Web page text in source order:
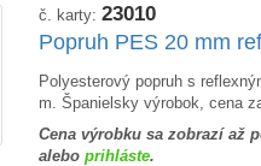
č. karty: 23010
Popruh PES 20 mm
Polyesterový popruh s
m. Španielsky výrobok, cena
Cena výrobku sa zobrazí až
alebo prihláste.